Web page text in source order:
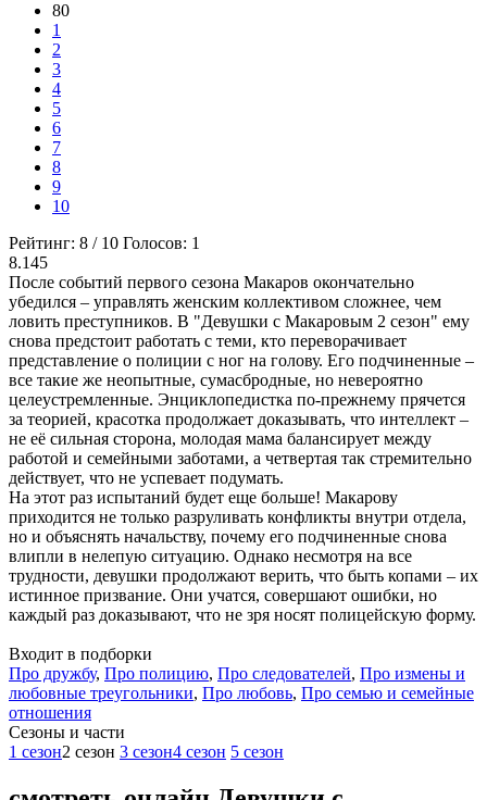
80
1
2
3
4
5
6
7
8
9
10
Рейтинг: 8 / 10 Голосов: 1
8.145
После событий первого сезона Макаров окончательно
убедился – управлять женским коллективом сложнее, чем
ловить преступников. В "Девушки с Макаровым 2 сезон" ему
снова предстоит работать с теми, кто переворачивает
представление о полиции с ног на голову. Его подчиненные –
все такие же неопытные, сумасбродные, но невероятно
целеустремленные. Энциклопедистка по-прежнему прячется
за теорией, красотка продолжает доказывать, что интеллект –
не её сильная сторона, молодая мама балансирует между
работой и семейными заботами, а четвертая так стремительно
действует, что не успевает подумать.
На этот раз испытаний будет еще больше! Макарову
приходится не только разруливать конфликты внутри отдела,
но и объяснять начальству, почему его подчиненные снова
влипли в нелепую ситуацию. Однако несмотря на все
трудности, девушки продолжают верить, что быть копами – их
истинное призвание. Они учатся, совершают ошибки, но
каждый раз доказывают, что не зря носят полицейскую форму.
Входит в подборки
Про дружбу, Про полицию, Про следователей, Про измены и
любовные треугольники, Про любовь, Про семью и семейные
отношения
Cезоны и части
1 сезон2 сезон 3 сезон4 сезон 5 сезон